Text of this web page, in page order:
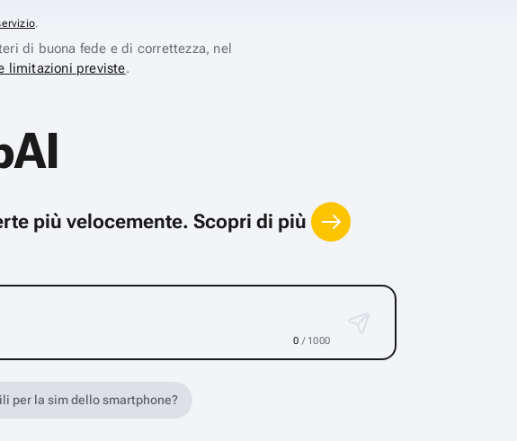
.
di buona fede e di correttezza, nel
limitazioni previste.
più velocemente. Scopri di più
0 / 1000
per la sim dello smartphone?